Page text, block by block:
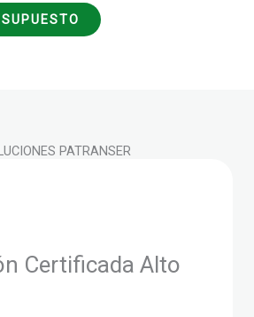
PATRANSER
Certificada Alto